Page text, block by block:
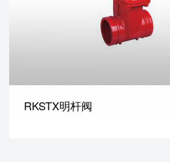
RKSTX明杆阀